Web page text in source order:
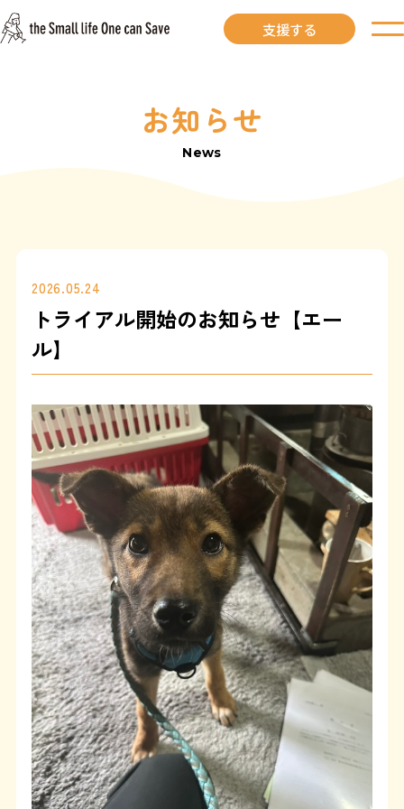
お知らせ
よくある質問
SHOP
ブログ
協賛企業について
支援する
お知らせ
News
2026.05.24
トライアル開始のお知らせ【エー
ル】